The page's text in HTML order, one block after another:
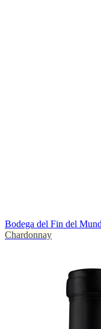
Bodega del Fin del
Chardonnay